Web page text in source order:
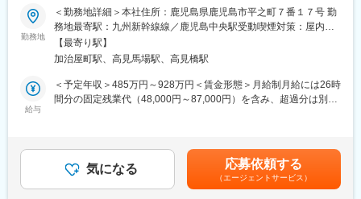
役割を正確に見定めたうえで弊社に連携いただき作成された求人
です。
■業務概要
当社の建築施工管理職として、鹿児島県内の公共・民間建築現場
における施工管理全般をお任せします。
工程・品質・安全・原価の管理業務に加え、職人や協力会社の手
配、資材調達、クライアントとの打合せや価格交渉等の初期業務
から最終的には全ての管理をお任せします。
現場運営の中心的役割を担います。長期出張や転勤はなく、直行
■業務詳細
・建築現場の工程、品質、安全、原価管理
勤務地
＜勤務地詳細＞本社住所：鹿児島県鹿児島市平之町７番１７号 勤
務地最寄駅：九州新幹線線／鹿児島中央駅受動喫煙対策：屋内喫
煙可能場所あり変更の範囲：無
【最寄り駅】
加治屋町駅、高見馬場駅、高見橋駅
給与
＜予定年収＞485万円～928万円＜賃金形態＞月給制月給には26時
間分の固定残業代（48,000円～87,000円）を含み、超過分は別途
外労働の残業手当は追加支給＜月給＞308,854円～607,060円（一
律手当を含む）＜昇給有無＞有＜残業手当＞有＜給与補足＞■昇
給：年1回（4月）■賞与：年2回(7・11月／前年度実績5.0か月分)
気になる 応募依頼する
（エージェントサービス）